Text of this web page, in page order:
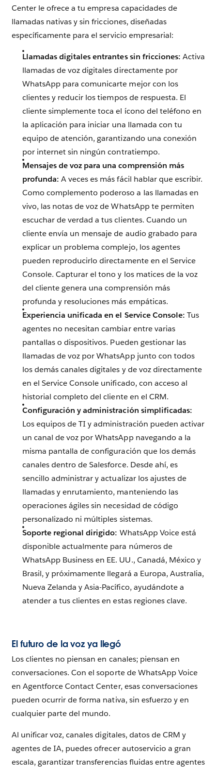
Center le ofrece a tu empresa capacidades de
llamadas nativas y sin fricciones, diseñadas
específicamente para el servicio empresarial:
Llamadas digitales entrantes sin fricciones: Activa
llamadas de voz digitales directamente por
WhatsApp para comunicarte mejor con los
clientes y reducir los tiempos de respuesta. El
cliente simplemente toca el ícono del teléfono en
la aplicación para iniciar una llamada con tu
equipo de atención, garantizando una conexión
por internet sin ningún contratiempo.
Mensajes de voz para una comprensión más
profunda: A veces es más fácil hablar que escribir.
Como complemento poderoso a las llamadas en
vivo, las notas de voz de WhatsApp te permiten
escuchar de verdad a tus clientes. Cuando un
cliente envía un mensaje de audio grabado para
explicar un problema complejo, los agentes
pueden reproducirlo directamente en el Service
Console. Capturar el tono y los matices de la voz
del cliente genera una comprensión más
profunda y resoluciones más empáticas.
Experiencia unificada en el Service Console: Tus
agentes no necesitan cambiar entre varias
pantallas o dispositivos. Pueden gestionar las
llamadas de voz por WhatsApp junto con todos
los demás canales digitales y de voz directamente
en el Service Console unificado, con acceso al
historial completo del cliente en el CRM.
Configuración y administración simplificadas:
Los equipos de TI y administración pueden activar
un canal de voz por WhatsApp navegando a la
misma pantalla de configuración que los demás
canales dentro de Salesforce. Desde ahí, es
sencillo administrar y actualizar los ajustes de
llamadas y enrutamiento, manteniendo las
operaciones ágiles sin necesidad de código
personalizado ni múltiples sistemas.
Soporte regional dirigido: WhatsApp Voice está
disponible actualmente para números de
WhatsApp Business en EE. UU., Canadá, México y
Brasil, y próximamente llegará a Europa, Australia,
Nueva Zelanda y Asia-Pacífico, ayudándote a
atender a tus clientes en estas regiones clave.
El futuro de la voz ya llegó
Los clientes no piensan en canales; piensan en
conversaciones. Con el soporte de WhatsApp Voice
en Agentforce Contact Center, esas conversaciones
pueden ocurrir de forma nativa, sin esfuerzo y en
cualquier parte del mundo.
Al unificar voz, canales digitales, datos de CRM y
agentes de IA, puedes ofrecer autoservicio a gran
escala, garantizar transferencias fluidas entre agentes